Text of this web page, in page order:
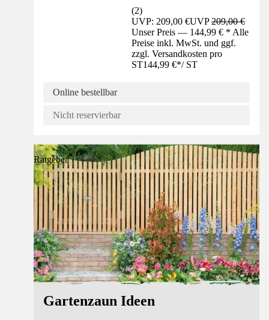
(2)
UVP: 209,00 €UVP209,00 €
Unser Preis — 144,99 € * Alle
Preise inkl. MwSt. und ggf.
zzgl. Versandkosten pro
ST144,99 €*/ ST
Online bestellbar
Nicht reservierbar
Ratgeber
Gartenzaun Ideen